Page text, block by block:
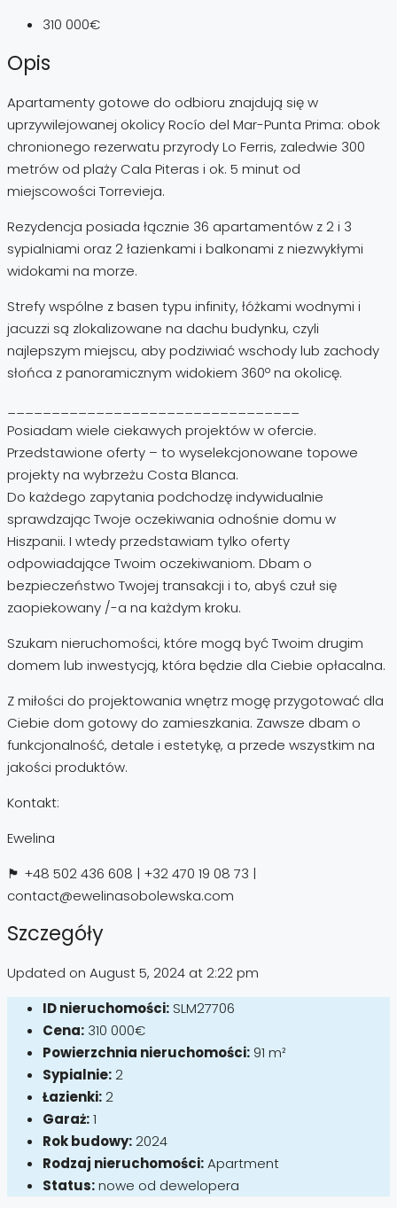
310 000€
Opis
Apartamenty gotowe do odbioru znajdują się w
uprzywilejowanej okolicy Rocío del Mar-Punta Prima: obok
chronionego rezerwatu przyrody Lo Ferris, zaledwie 300
metrów od plaży Cala Piteras i ok. 5 minut od
miejscowości Torrevieja.
Rezydencja posiada łącznie 36 apartamentów z 2 i 3
sypialniami oraz 2 łazienkami i balkonami z niezwykłymi
widokami na morze.
Strefy wspólne z basen typu infinity, łóżkami wodnymi i
jacuzzi są zlokalizowane na dachu budynku, czyli
najlepszym miejscu, aby podziwiać wschody lub zachody
słońca z panoramicznym widokiem 360º na okolicę.
Posiadam wiele ciekawych projektów w ofercie.
Przedstawione oferty – to wyselekcjonowane topowe
projekty na wybrzeżu Costa Blanca.
Do każdego zapytania podchodzę indywidualnie
sprawdzając Twoje oczekiwania odnośnie domu w
Hiszpanii. I wtedy przedstawiam tylko oferty
odpowiadające Twoim oczekiwaniom. Dbam o
bezpieczeństwo Twojej transakcji i to, abyś czuł się
zaopiekowany /-a na każdym kroku.
Szukam nieruchomości, które mogą być Twoim drugim
domem lub inwestycją, która będzie dla Ciebie opłacalna.
Z miłości do projektowania wnętrz mogę przygotować dla
Ciebie dom gotowy do zamieszkania. Zawsze dbam o
funkcjonalność, detale i estetykę, a przede wszystkim na
jakości produktów.
Kontakt:
Ewelina
🏴 +48 502 436 608 | +32 470 19 08 73 |
contact@ewelinasobolewska.com
Szczegóły
Updated on August 5, 2024 at 2:22 pm
ID nieruchomości: SLM27706
Cena: 310 000€
Powierzchnia nieruchomości: 91 m²
Sypialnie: 2
Łazienki: 2
Garaż:1
Rok budowy: 2024
Rodzaj nieruchomości:Apartment
Status:nowe od dewelopera